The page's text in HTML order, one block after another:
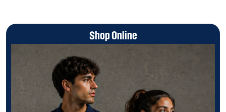
Shop Online